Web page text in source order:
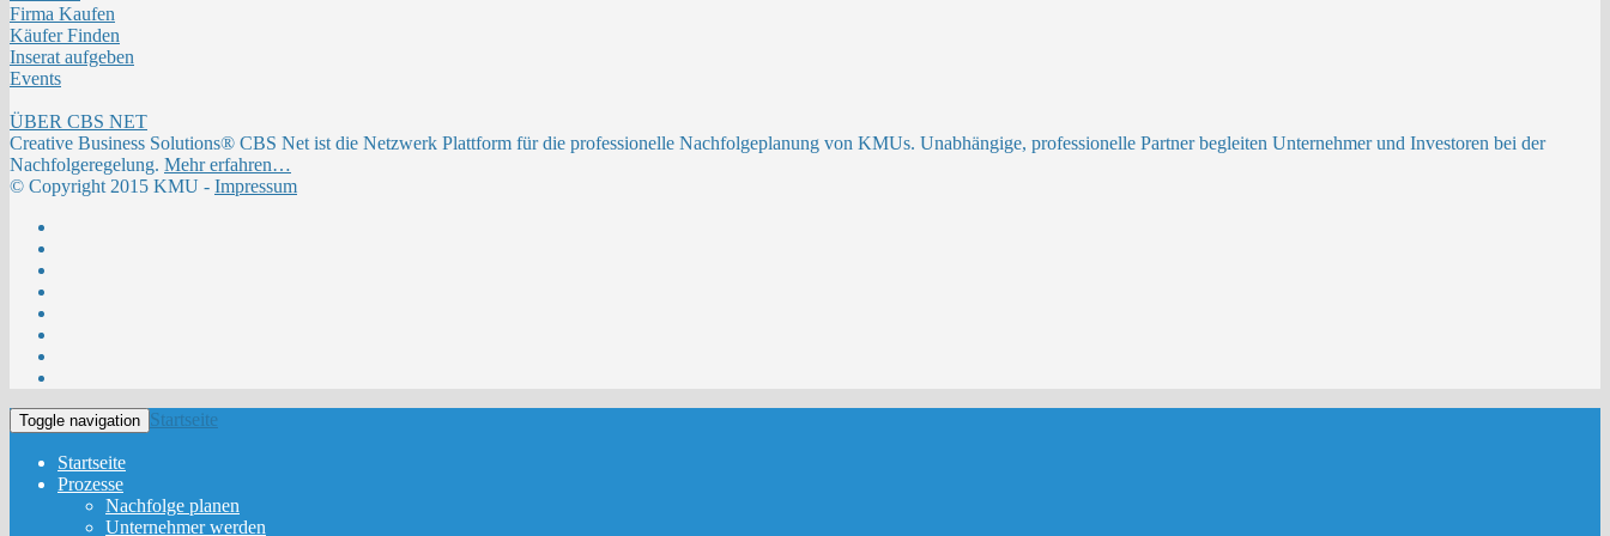
Firma Kaufen
Käufer Finden
Inserat aufgeben
Events
ÜBER CBS NET
Creative Business Solutions® CBS Net ist die Netzwerk Plattform für die professionelle Nachfolgeplanung von KMUs. Unabhängige, professionelle Partner begleiten Unternehmer und Investoren bei der
Nachfolgeregelung. Mehr erfahren…
© Copyright 2015 KMU - Impressum
Toggle navigation Startseite
Startseite
Prozesse
Nachfolge planen
Unternehmer werden